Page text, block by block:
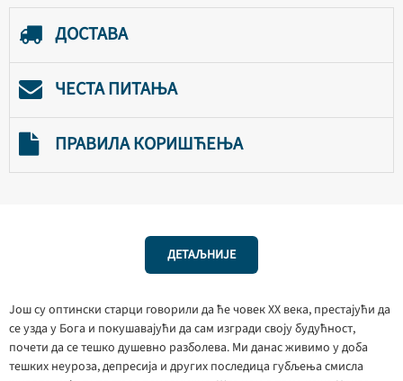
ДОСТАВА
ЧЕСТА ПИТАЊА
ПРАВИЛА КОРИШЋЕЊА
ДЕТАЉНИЈЕ
Још су оптински старци говорили да ће човек ХХ века, престајући да
се узда у Бога и покушавајући да сам изгради своју будућност,
почети да се тешко душевно разболева. Ми данас живимо у доба
тешких неуроза, депресија и других последица губљења смисла